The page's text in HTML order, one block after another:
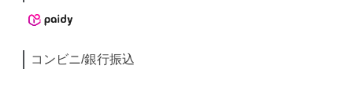
コンビニ/銀行振込